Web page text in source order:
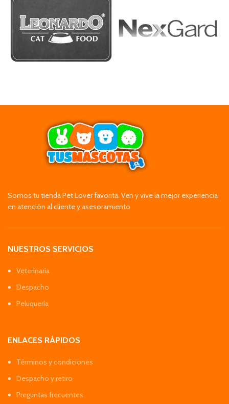
Somos tu tienda Pet Lover favorita. Ven y vive la mejor experiencia
en atención al cliente y asesoramiento
NUESTROS SERVICIOS
Veterinaria
Despacho
Peluquería
ENLACES RÁPIDOS
Términos y condiciones
Despacho y retiro
Preguntas frecuentes